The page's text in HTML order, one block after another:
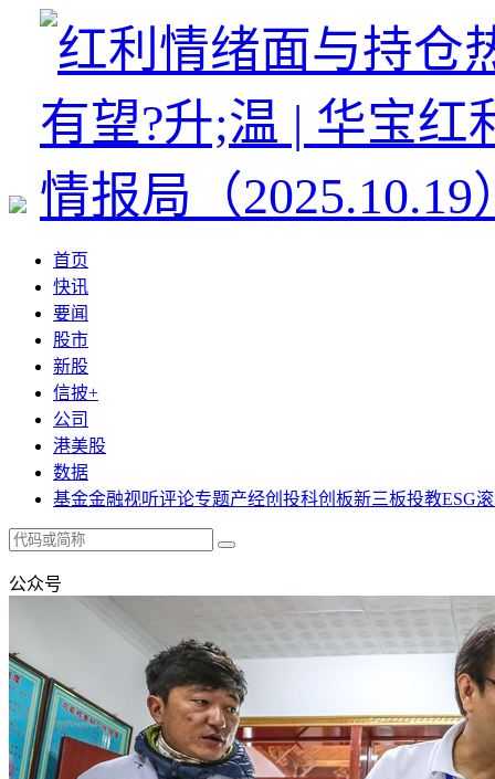
首页
快讯
要闻
股市
新股
信披+
公司
港美股
数据
基金金融视听评论专题产经创投科创板新三板投教ESG
公众号